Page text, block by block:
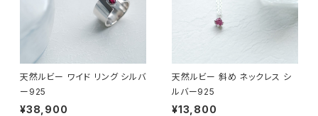
天然ルビー ワイド リング シルバ
ー925
¥38,900
天然ルビー 斜め ネックレス シ
ルバー925
¥13,800